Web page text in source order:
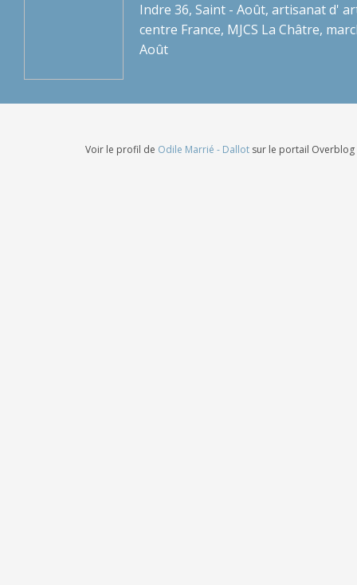
Indre 36, Saint - Août, artisanat d'
centre France, MJCS La Châtre,
Août
Voir le profil de Odile Marrié - Dallotsur le portail Overblog